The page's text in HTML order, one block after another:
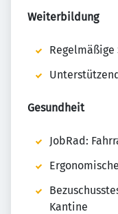
Weiterbildung
Regelmäßige
Gesundheit
JobRad:
Kantine